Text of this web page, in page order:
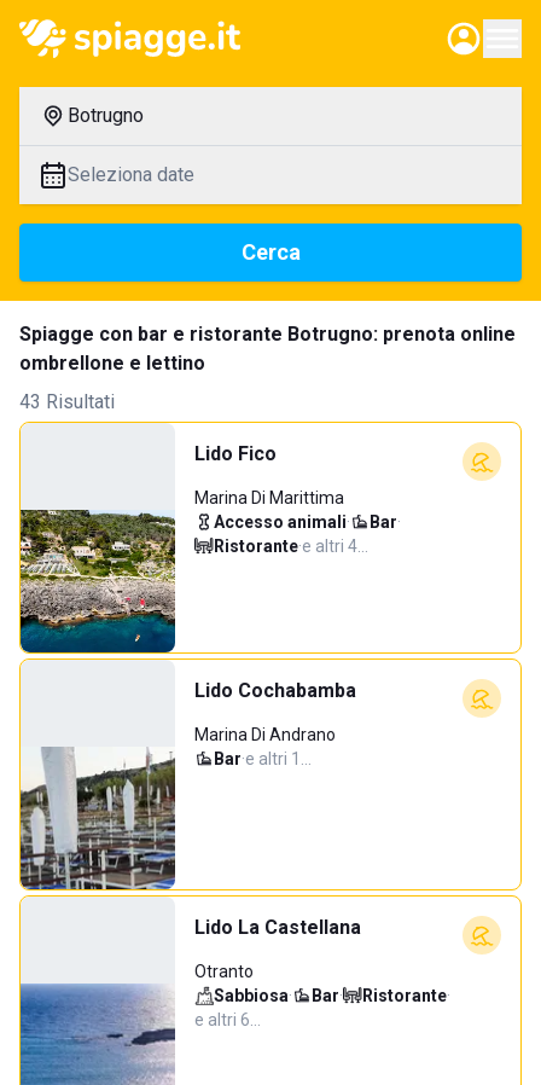
Botrugno
Seleziona date
Cerca
Spiagge con bar e ristorante Botrugno: prenota online
ombrellone e lettino
43 Risultati
Lido Fico
Marina Di Marittima
Accesso animali· Bar·
Ristorante·e altri 4…
Lido Cochabamba
Marina Di Andrano
Bar·e altri 1…
Lido La Castellana
Otranto
Sabbiosa· Bar· Ristorante·
e altri 6…